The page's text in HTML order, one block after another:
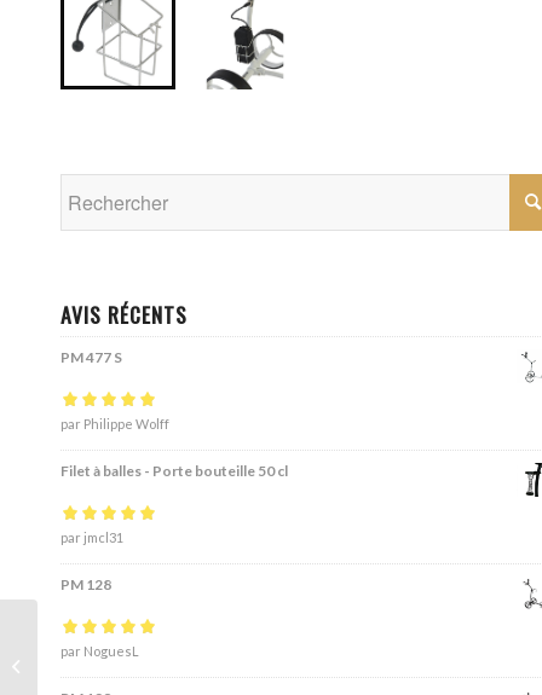
AVIS RÉCENTS
PM 477 S
Note5sur 5
par Philippe Wolff
Filet à balles - Porte bouteille 50 cl
Note5sur 5
par jmcl31
PM 128
Note5sur 5
par NoguesL